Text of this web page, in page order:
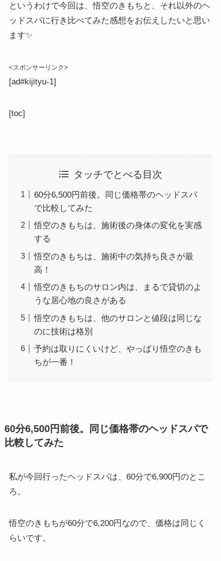
というわけで今回は、悟空のきもちと、それ以外のヘ
ッドスパに行き比べてみた感想をお伝えしたいと思い
ます✨
<スポンサーリンク>
[ad#kijityu-1]
[toc]
タッチでとべる目次
60分6,500円前後。同じ価格帯のヘッドスパ
で比較してみた
悟空のきもちは、施術後の身体の変化を実感
する
悟空のきもちは、施術中の気持ち良さが最
高！
悟空のきもちのサロン内は、まるで貸切のよ
うな居心地の良さがある
悟空のきもちは、他のサロンと値段は同じな
のに技術は格別
予約は取りにくいけど、やっぱり悟空のきも
ちが一番！
60分6,500円前後。同じ価格帯のヘッドスパで
比較してみた
私が今回行ったヘッドスパは、60分で6,900円のとこ
ろ。
悟空のきもちが60分で6,200円なので、価格は同じく
らいです。